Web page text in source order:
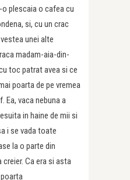
plescaia o cafea cu
si, cu un crac
unei alte
madam-aia-din-
toc patrat avea si ce
poarta de pe vremea
vaca nebuna a
in haine de mii si
i se vada toate
la o parte din
Ca era si asta